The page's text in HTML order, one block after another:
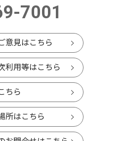
7001
意見はこちら
利用等はこちら
ちら
所はこちら